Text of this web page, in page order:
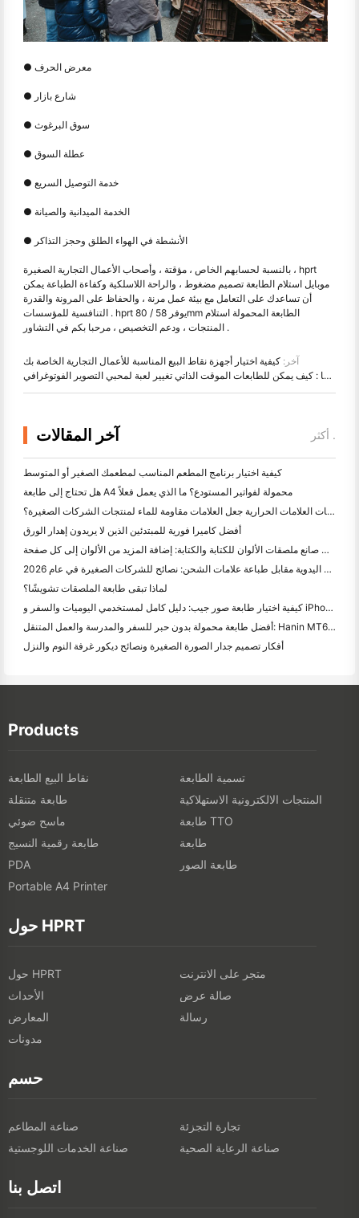
● معرض الحرف
● شارع بازار
● سوق البرغوث
● عطلة السوق
● خدمة التوصيل السريع
● الخدمة الميدانية والصيانة
● الأنشطة في الهواء الطلق وحجز التذاكر
بالنسبة لحسابهم الخاص ، مؤقتة ، وأصحاب الأعمال التجارية الصغيرة ، hprt
موبايل استلام الطابعة تصميم مضغوط ، والراحة اللاسلكية وكفاءة الطباعة يمكن
أن تساعدك على التعامل مع بيئة عمل مرنة ، والحفاظ على المرونة والقدرة
التنافسية للمؤسسات . hprt يوفر 58 / 80mm الطابعة المحمولة استلام
المنتجات ، ودعم التخصيص ، مرحبا بكم في التشاور .
آخر: كيفية اختيار أجهزة نقاط البيع المناسبة للأعمال التجارية الخاصة بك
فن سيركا : كيف يمكن للطابعات الموقت الذاتي تغيير لعبة لمحبي التصوير الفوتوغرافي
آخر المقالات أكثر .
كيفية اختيار برنامج المطعم المناسب لمطعمك الصغير أو المتوسط
هل تحتاج إلى طابعة A4 محمولة لفواتير المستودع؟ ما الذي يعمل فعلاً
هل يمكن لطابعات العلامات الحرارية جعل العلامات مقاومة للماء لمنتجات الشركات الصغيرة؟
أفضل كاميرا فورية للمبتدئين الذين لا يريدون إهدار الورق
أفضل صانع ملصقات الألوان للكتابة والكتابة: إضافة المزيد من الألوان إلى كل صفحة
الكتابة اليدوية مقابل طباعة علامات الشحن: نصائح للشركات الصغيرة في عام 2026
لماذا تبقى طابعة الملصقات تشويشًا؟
كيفية اختيار طابعة صور جيب: دليل كامل لمستخدمي اليوميات والسفر و iPhone
أفضل طابعة محمولة بدون حبر للسفر والمدرسة والعمل المتنقل: Hanin MT620 Pro Review
أفكار تصميم جدار الصورة الصغيرة ونصائح ديكور غرفة النوم والنزل
Products
نقاط البيع الطابعة
تسمية الطابعة
طابعة متنقلة
المنتجات الالكترونية الاستهلاكية
ماسح ضوئي
طابعة TTO
طابعة رقمية النسيج
طابعة
PDA
طابعة الصور
Portable A4 Printer
حول HPRT
حول HPRT
متجر على الانترنت
الأحداث
صالة عرض
المعارض
رسالة
مدونات
حسم
صناعة المطاعم
تجارة التجزئة
صناعة الخدمات اللوجستية
صناعة الرعاية الصحية
اتصل بنا